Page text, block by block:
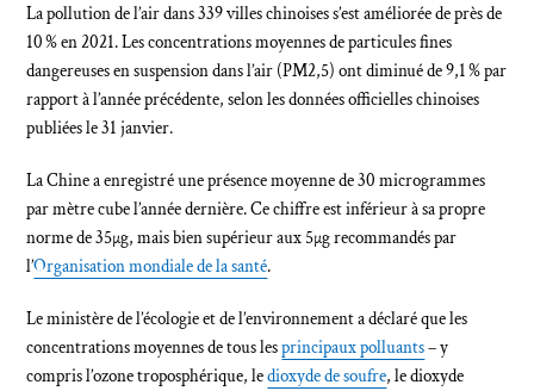
La pollution de l’air dans 339 villes chinoises s’est améliorée de près de
10 % en 2021. Les concentrations moyennes de particules fines
dangereuses en suspension dans l’air (PM2,5) ont diminué de 9,1 % par
rapport à l’année précédente, selon les données officielles chinoises
publiées le 31 janvier.
La Chine a enregistré une présence moyenne de 30 microgrammes
par mètre cube l’année dernière. Ce chiffre est inférieur à sa propre
norme de 35μg, mais bien supérieur aux 5μg recommandés par
l’Organisation mondiale de la santé.
Le ministère de l’écologie et de l’environnement a déclaré que les
concentrations moyennes de tous lesprincipaux polluants– y
compris l’ozone troposphérique, ledioxyde de soufre, le dioxyde